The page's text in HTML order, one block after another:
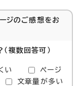
ジのご感想をお
複数回答可）
い
ページ
文章量が多い